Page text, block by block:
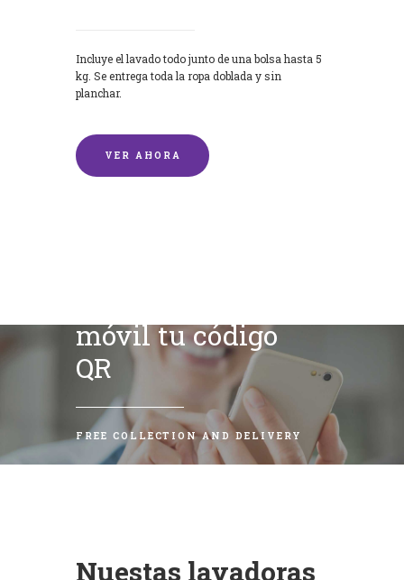
Incluye el lavado todo junto de una bolsa hasta 5
kg. Se entrega toda la ropa doblada y sin
planchar.
VER AHORA
móvil tu código
QR
FREE COLLECTION AND DELIVERY
Nuestas lavadoras